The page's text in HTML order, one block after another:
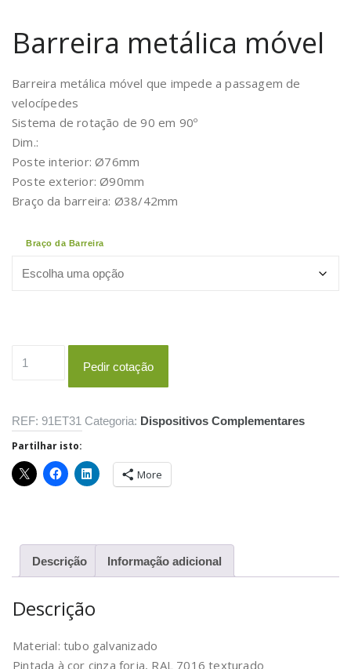
Barreira metálica móvel
Barreira metálica móvel que impede a passagem de
velocípedes
Sistema de rotação de 90 em 90º
Dim.:
Poste interior: Ø76mm
Poste exterior: Ø90mm
Braço da barreira: Ø38/42mm
Braço da Barreira
móvel
Pedir cotação
REF: 91ET31 Categoria: Dispositivos Complementares
Partilhar isto:
More
Descrição Informação adicional
Descrição
Material: tubo galvanizado
Pintada à cor cinza forja, RAL 7016 texturado